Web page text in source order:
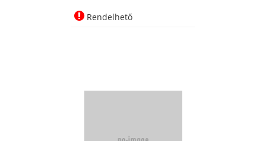
Rendelhető